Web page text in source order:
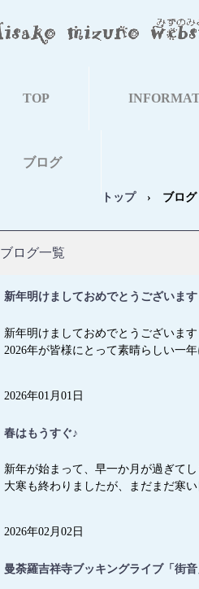
TOP
ブログ
トップ › ブログ
ブログ一覧
新年明けましておめでとうございます
新年明けましておめでとうございます
2026年が皆様にとって素晴らしい一
2026年01月01日
春はもうすぐ♪
新年が始まって、早一か月が過ぎてし
大寒も終わりましたが、まだまだ寒
2026年02月02日
曼荼羅吉祥寺ブッキングライブ「街